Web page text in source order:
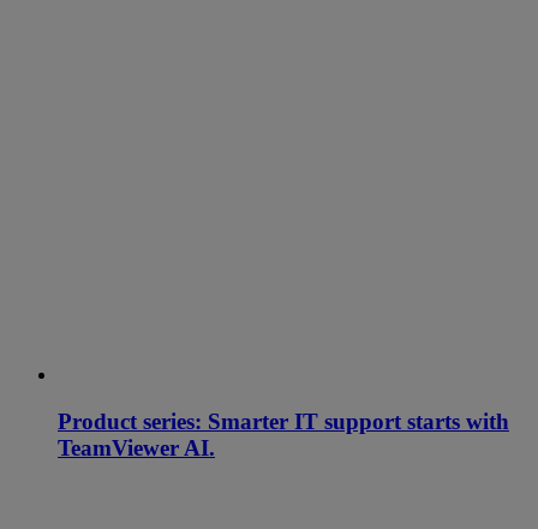
Product series: Smarter IT support starts with
TeamViewer AI.